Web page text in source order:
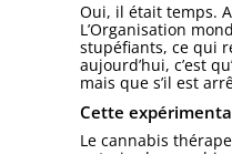
Oui, il était temps.
L’Organisation
stupéfiants, ce qui
aujourd’hui, c’est
mais que s’il est
Cette
Le cannabis